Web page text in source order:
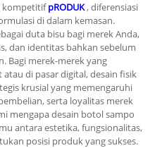
kompetitifpRODUK, diferensiasi
di dalam kemasan.
duta bisu bagi merek Anda,
dan identitas bahkan sebelum
Bagi merek-merek yang
di pasar digital, desain fisik
krusial yang memengaruhi
serta loyalitas merek
mengapa desain botol sampo
antara estetika, fungsionalitas,
posisi produk yang sukses.